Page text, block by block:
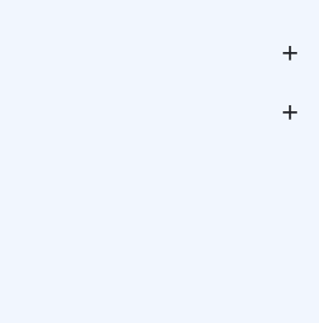
+
+